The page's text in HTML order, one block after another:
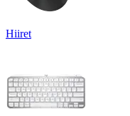
Hiiret